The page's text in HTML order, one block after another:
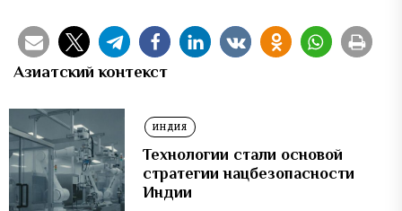
Азиатский контекст
ИНДИЯ
Технологии стали основой
стратегии нацбезопасности
Индии